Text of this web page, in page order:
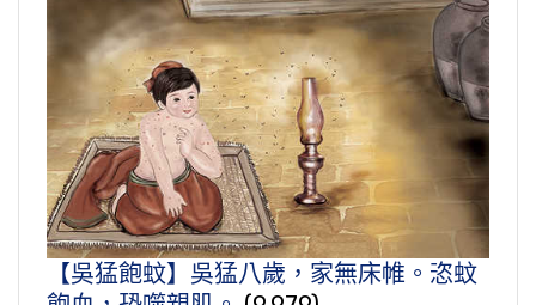
【吳猛飽蚊】吳猛八歲，家無床帷。恣蚊